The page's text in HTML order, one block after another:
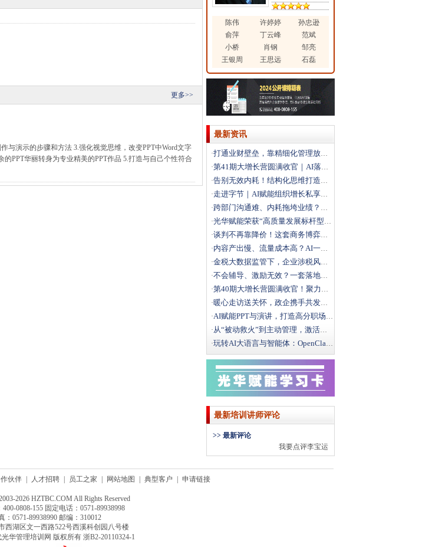
更多>>
与演示的步骤和方法 3.强化视觉思维，改变PPT中Word文字
PPT华丽转身为专业精美的PPT作品 5.打造与自己个性符合
陈伟 许婷婷
孙忠逊
俞萍
丁云峰
范斌
小桥
肖钢
邹亮
王银周
王思远 石磊
最新资讯
·打通业财壁垒，靠精细化管理放大利润
·第41期大增长营圆满收官｜AI落地+科学经营双引擎，
·告别无效内耗！结构化思维打造高效解题团队
·走进字节｜AI赋能组织增长私享会圆满落幕，解锁结构性
·跨部门沟通难、内耗拖垮业绩？这场沙盘课教你打通跨部门
·光华赋能荣获“高质量发展标杆型企业”
·谈判不再靠降价！这套商务博弈法，直接拿下大客户
·内容产出慢、流量成本高？AI一站式搭建自动化营销体系
·金税大数据监管下，企业涉税风险如何破局？
·不会辅导、激励无效？一套落地方法打造高绩效团队
·第40期大增长营圆满收官！聚力破局，向结构性增长而行
·暖心走访送关怀，政企携手共发展｜文新街道领导莅临光华
·AI赋能PPT与演讲，打造高分职场汇报
·从“被动救火”到主动管理，激活一线班组效能
·玩转AI大语言与智能体：OpenClaw办公实战全攻
最新培训讲师评论
>> 最新评论
我要点评李宝运
伙伴 人才招聘 员工之家 网站地图 典型客户 申请链接
2026 HZTBC.COM All Rights Reserved
0808-155 固定电话：0571-89938998
：0571-89938990 邮编：310012
西湖区文一西路522号西溪科创园八号楼
华管理培训网 版权所有 浙B2-20110324-1